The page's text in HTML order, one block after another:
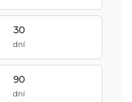
30
dní
90
dní